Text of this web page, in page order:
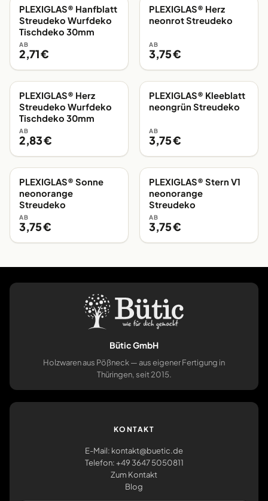
EIGENE FERTIGUNG
PLEXIGLAS® Hanfblatt
Streudeko Wurfdeko
Tischdeko 30mm
AB
2,71 €
EIGENE FERTIGUNG
PLEXIGLAS® Herz
neonrot Streudeko
AB
3,75 €
EIGENE FERTIGUNG
PLEXIGLAS® Herz
Streudeko Wurfdeko
Tischdeko 30mm
AB
2,83 €
EIGENE FERTIGUNG
PLEXIGLAS® Kleeblatt
neongrün Streudeko
AB
3,75 €
EIGENE FERTIGUNG
PLEXIGLAS® Sonne
neonorange
Streudeko
AB
3,75 €
EIGENE FERTIGUNG
PLEXIGLAS® Stern V1
neonorange
Streudeko
AB
3,75 €
Bütic GmbH
Holzwaren aus Pößneck — aus eigener Fertigung in
Thüringen, seit 2015.
KONTAKT
E-Mail: kontakt@buetic.de
Telefon: +49 3647 5050811
Zum Kontakt
Blog